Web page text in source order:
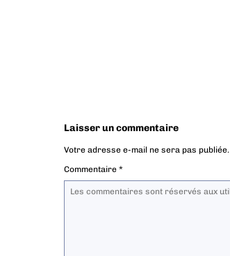
Laisser un commentaire
Votre adresse e-mail ne sera pas publiée.
Commentaire *